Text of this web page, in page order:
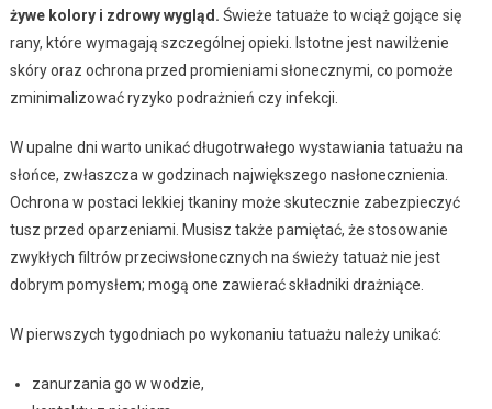
żywe kolory i zdrowy wygląd. Świeże tatuaże to wciąż gojące się
rany, które wymagają szczególnej opieki. Istotne jest nawilżenie
skóry oraz ochrona przed promieniami słonecznymi, co pomoże
zminimalizować ryzyko podrażnień czy infekcji.
W upalne dni warto unikać długotrwałego wystawiania tatuażu na
słońce, zwłaszcza w godzinach największego nasłonecznienia.
Ochrona w postaci lekkiej tkaniny może skutecznie zabezpieczyć
tusz przed oparzeniami. Musisz także pamiętać, że stosowanie
zwykłych filtrów przeciwsłonecznych na świeży tatuaż nie jest
dobrym pomysłem; mogą one zawierać składniki drażniące.
W pierwszych tygodniach po wykonaniu tatuażu należy unikać:
zanurzania go w wodzie,